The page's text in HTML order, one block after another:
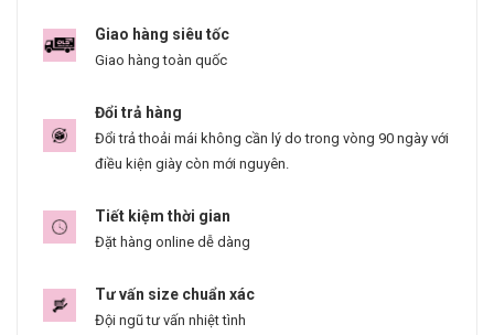
Giao hàng siêu tốc
Giao hàng toàn quốc
Đổi trả hàng
Đổi trả thoải mái không cần lý do trong vòng 90 ngày với
điều kiện giày còn mới nguyên.
Tiết kiệm thời gian
Đặt hàng online dễ dàng
Tư vấn size chuẩn xác
Đội ngũ tư vấn nhiệt tình